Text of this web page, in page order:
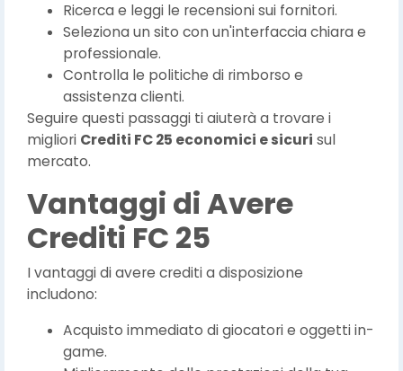
Ricerca e leggi le recensioni sui fornitori.
Seleziona un sito con un'interfaccia chiara e
professionale.
Controlla le politiche di rimborso e
assistenza clienti.
Seguire questi passaggi ti aiuterà a trovare i
migliori Crediti FC 25 economici e sicuri sul
mercato.
Vantaggi di Avere
Crediti FC 25
I vantaggi di avere crediti a disposizione
includono:
Acquisto immediato di giocatori e oggetti in-
game.